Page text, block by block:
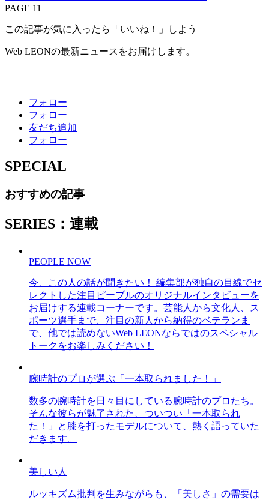
PAGE 11
この記事が気に入ったら「いいね！」しよう
Web LEONの最新ニュースをお届けします。
フォロー
フォロー
友だち追加
フォロー
SPECIAL
おすすめの記事
SERIES：連載
PEOPLE NOW
今、この人の話が聞きたい！ 編集部が独自の目線でセ
レクトした注目ピープルのオリジナルインタビューを
お届けする連載コーナーです。芸能人から文化人、ス
ポーツ選手まで、注目の新人から納得のベテランま
で、他では読めないWeb LEONならではのスペシャル
トークをお楽しみください！
腕時計のプロが選ぶ「一本取られました！」
数多の腕時計を日々目にしている腕時計のプロたち。
そんな彼らが魅了された、ついつい「一本取られ
た！」と膝を打ったモデルについて、熱く語っていた
だきます。
美しい人
ルッキズム批判を生みながらも、「美しさ」の需要は